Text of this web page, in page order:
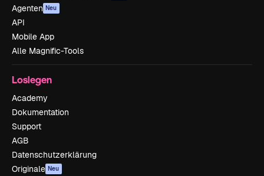
Agenten Neu
API
Mobile App
Alle Magnific-Tools
Loslegen
Academy
Dokumentation
Support
AGB
Datenschutzerklärung
Originale Neu